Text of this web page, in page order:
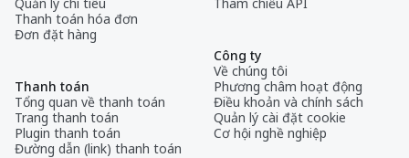
Thanh toán hóa đơn
Đơn đặt hàng
Thanh toán
Tổng quan về thanh toán
Trang thanh toán
Plugin thanh toán
Đường dẫn (link) thanh toán
Công ty
Về chúng tôi
Phương châm hoạt động
Điều khoản và chính sách
Quản lý cài đặt cookie
Cơ hội nghề nghiệp